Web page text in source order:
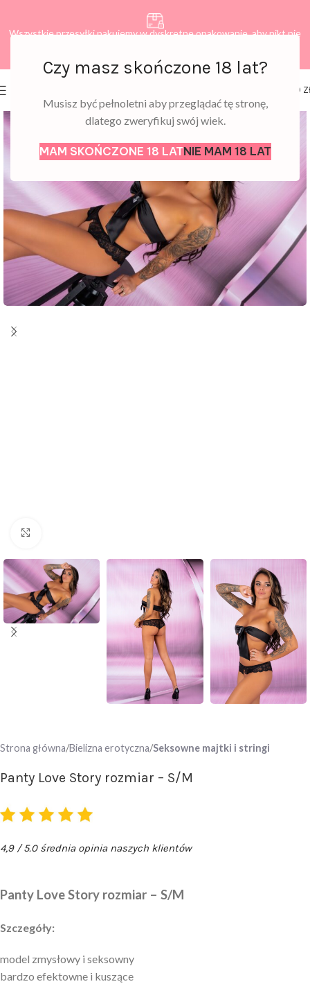
Czy masz skończone 18 lat?
Musisz być pełnoletni aby przeglądać tę stronę,
dlatego zweryfikuj swój wiek.
MAM SKOŃCZONE 18 LATNIE MAM 18 LAT
Wszystkie przesyłki pakujemy w dyskretne opakowanie, aby nikt nie
0,00
Strona główna Bielizna erotyczna Seksowne majtki i stringi
Panty Love Story rozmiar – S/M
4,9 / 5.0 średnia opinia naszych klientów
Panty Love Story rozmiar – S/M
Szczegóły:
model zmysłowy i seksowny
bardzo efektowne i kuszące